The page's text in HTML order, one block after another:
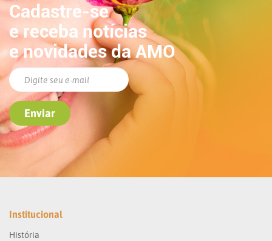
Cadastre-se
e receba notícias
e novidades da AMO
Institucional
História